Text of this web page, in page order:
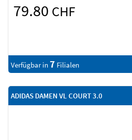
79.80 CHF
Verfügbar in 7 Filialen
ADIDAS DAMEN VL COURT 3.0